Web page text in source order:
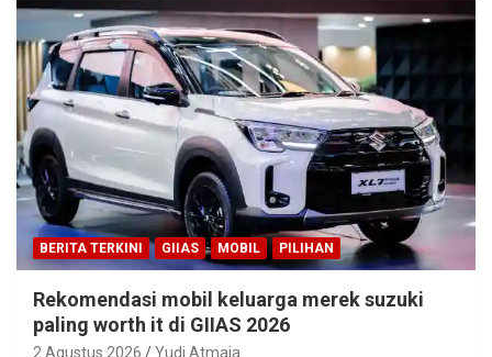
BERITA TERKINI GIIAS MOBIL PILIHAN
Rekomendasi mobil keluarga merek suzuki
paling worth it di GIIAS 2026
2 Agustus 2026 Yudi Atmaja